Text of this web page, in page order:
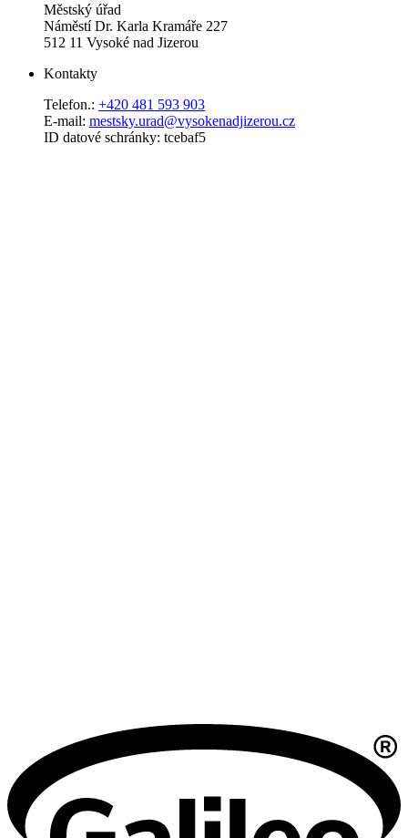
Městský úřad
Náměstí Dr. Karla Kramáře 227
512 11 Vysoké nad Jizerou
Kontakty
Telefon.: +420 481 593 903
E-mail: mestsky.urad@vysokenadjizerou.cz
ID datové schránky: tcebaf5